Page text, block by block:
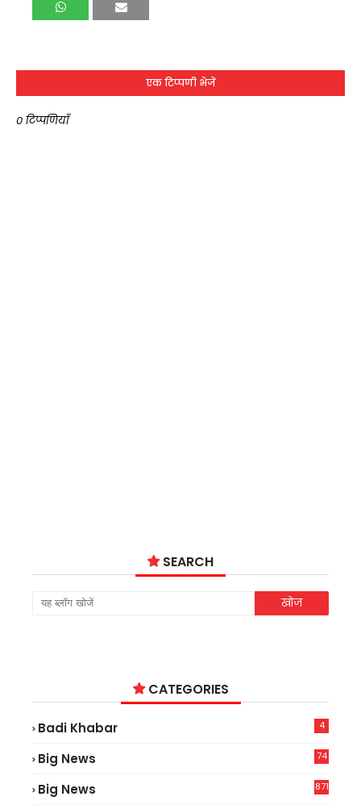
एक टिप्पणी भेजें
0 टिप्पणियाँ
SEARCH
CATEGORIES
Badi Khabar 4
Big News
74
Big News 871